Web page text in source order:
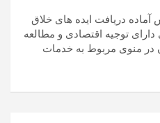
دریافت ایده های خلاق
توجیه اقتصادی و مطالعه
در منوی مربوط به خدمات